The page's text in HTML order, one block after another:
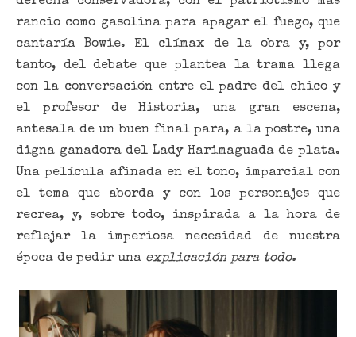
rancio como gasolina para apagar el fuego, que
cantaría Bowie. El clímax de la obra y, por
tanto, del debate que plantea la trama llega
con la conversación entre el padre del chico y
el profesor de Historia, una gran escena,
antesala de un buen final para, a la postre, una
digna ganadora del Lady Harimaguada de plata.
Una película afinada en el tono, imparcial con
el tema que aborda y con los personajes que
recrea, y, sobre todo, inspirada a la hora de
reflejar la imperiosa necesidad de nuestra
época de pedir una explicación para todo.